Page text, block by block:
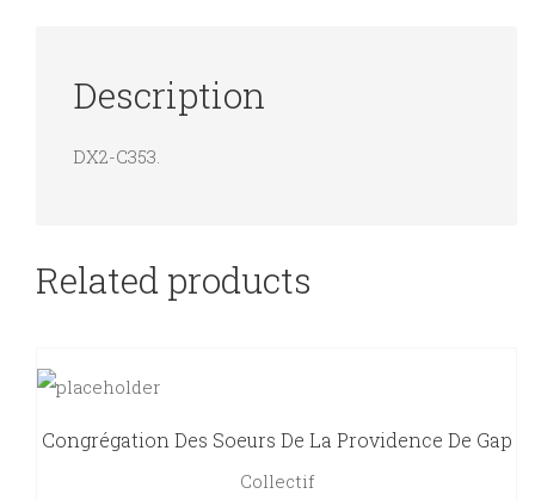
Description
DX2-C353.
Related products
Congrégation Des Soeurs De La Providence De Gap
Collectif